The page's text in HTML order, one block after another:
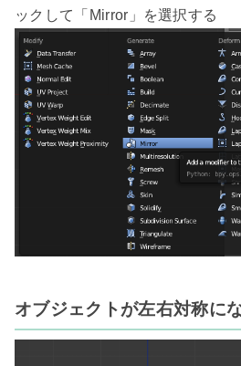
オブジェクトが左右対称に